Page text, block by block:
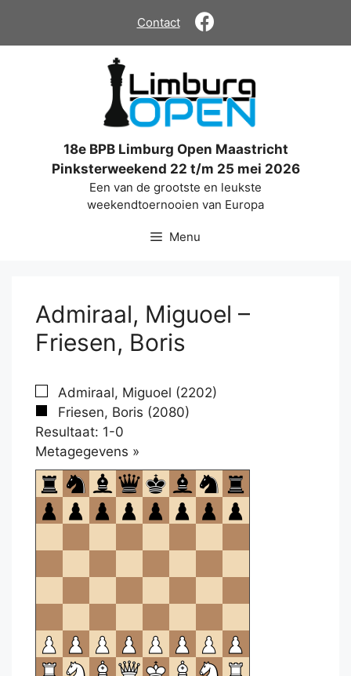
de
Contact
18e BPB Limburg Open Maastricht
Pinksterweekend 22 t/m 25 mei 2026
Een van de grootste en leukste
weekendtoernooien van Europa
Menu
Admiraal, Miguoel –
Friesen, Boris
Admiraal, Miguoel (2202)
Friesen, Boris (2080)
Resultaat: 1-0
Metagegevens »
om
te
openen.